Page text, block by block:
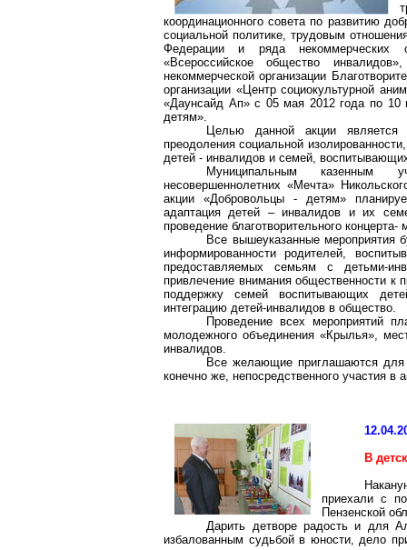
координационного совета по развитию
социальной политике, трудовым
Федерации и ряда некоммерческих
«Всероссийское общество
некоммерческой организации
организации «Центр социокультурной
«Даунсайд Ап» с 05 мая 2012 года по 10
детям».
Целью данной акции является
преодоления социальной
детей - инвалидов и семей,
Муниципальным казенным
несовершеннолетних «Мечта»
акции «Добровольцы - детям»
адаптация детей – инвалидов и их
проведение благотворительного
Все вышеуказанные мероприятия
информированности родителей,
предоставляемых семьям с детьми-
привлечение внимания общественности
поддержку семей воспитывающих
интеграцию детей-инвалидов в общество.
Проведение всех мероприятий
молодежного объединения «Крылья»,
инвалидов.
Все желающие приглашаются
конечно же, непосредственного участия
В
приехали с
Пензенской
Дарить детворе радость и для
избалованным судьбой в юности, дело